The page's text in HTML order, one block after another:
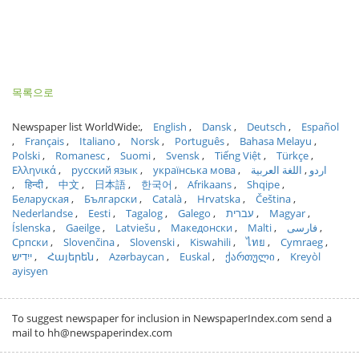
목록으로
Newspaper list WorldWide: English Dansk Deutsch
Español
Français
Italiano Norsk Português
Bahasa Melayu
Polski
Romanesc Suomi Svensk Tiếng Việt
Türkçe
Ελληνικά
русский язык українська мова اردو
اللغة العربية
हिन्दी
中文 日本語 한국어 Afrikaans
Shqipe
Беларуская
Български Català Hrvatska
Čeština
Nederlandse
Eesti Tagalog Galego עברית
Magyar
Íslenska
Gaeilge Latviešu Македонски Malti
فارسی
Српски
Slovenčina Slovenski Kiswahili ไทย
Cymraeg
ייִדיש
Հայերեն Azərbaycan Euskal ქართული
Kreyòl
ayisyen
To suggest newspaper for inclusion in NewspaperIndex.com send a
mail to hh@newspaperindex.com